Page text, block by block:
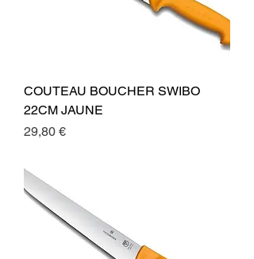
COUTEAU BOUCHER SWIBO
22CM JAUNE
Preis
29,80 €